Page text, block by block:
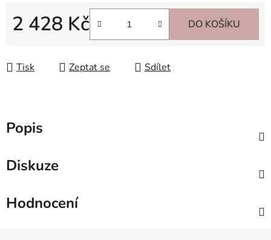
2 428 Kč DO KOŠÍKU
Tisk Zeptat se Sdílet
Popis
Diskuze
Hodnocení